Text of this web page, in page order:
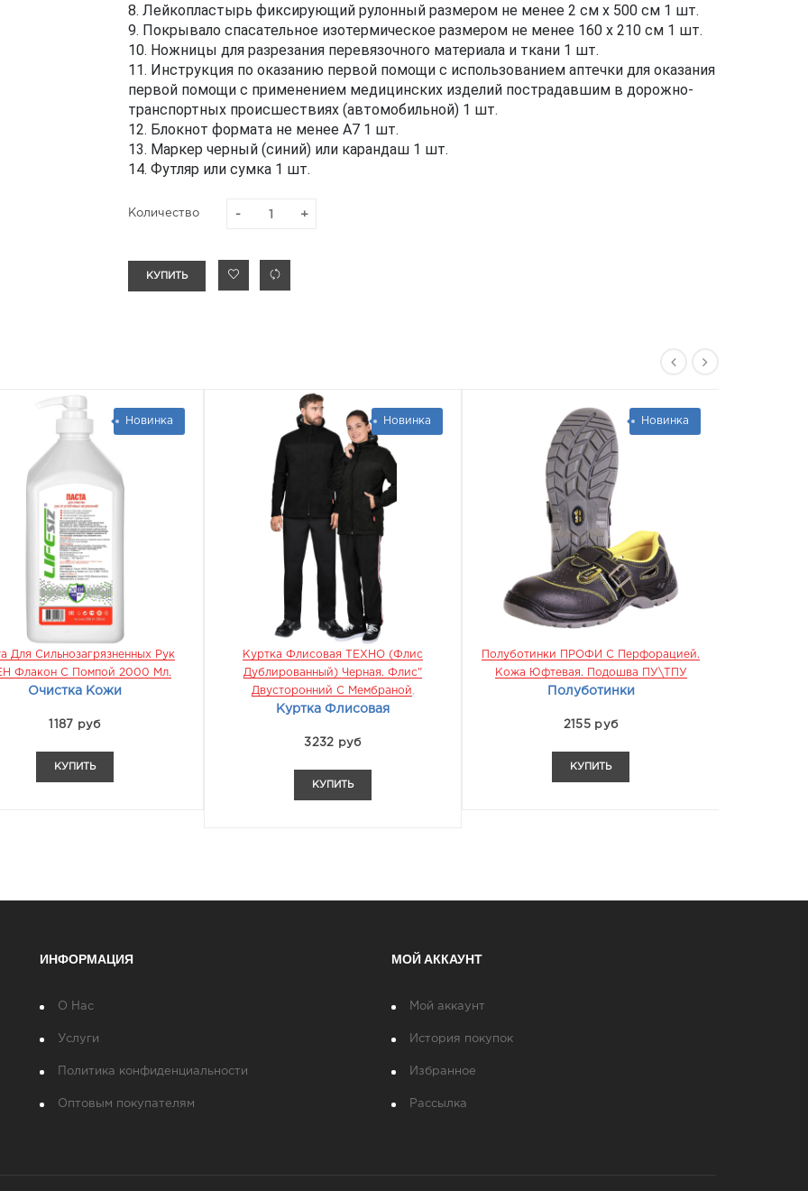
8. Лейкопластырь фиксирующий рулонный размером не менее 2 см х 500 см 1 шт.
9. Покрывало спасательное изотермическое размером не менее 160 х 210 см 1 шт.
10. Ножницы для разрезания перевязочного материала и ткани 1 шт.
11. Инструкция по оказанию первой помощи с использованием аптечки для оказания
первой помощи с применением медицинских изделий пострадавшим в дорожно-
транспортных происшествиях (автомобильной) 1 шт.
12. Блокнот формата не менее А7 1 шт.
13. Маркер черный (синий) или карандаш 1 шт.
14. Футляр или сумка 1 шт.
Количество
КУПИТЬ
Новинка
Для Сильнозагрязненных Рук
Флакон С Помпой 2000 Мл.
Очистка Кожи
1187 руб
КУПИТЬ
Новинка
Куртка Флисовая ТЕХНО (флис
Дублированный) Черная. Флис"
Двусторонний С Мембраной
Куртка Флисовая
3232 руб
КУПИТЬ
Новинка
Полуботинки ПРОФИ С Перфорацией.
Кожа Юфтевая. Подошва ПУ\ТПУ
Полуботинки
2155 руб
КУПИТЬ
ИНФОРМАЦИЯ
О Нас
Услуги
Политика конфиденциальности
Оптовым покупателям
МОЙ АККАУНТ
Мой аккаунт
История покупок
Избранное
Рассылка